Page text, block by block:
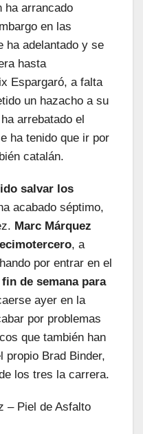
ha arrancado
en las
ha adelantado y se
hasta
Espargaró, a falta
un hazacho a su
arrebatado el
ha tenido que ir por
catalán.
salvar los
acabado séptimo,
Marc Márquez
, a
por entrar en el
fin de semana para
ayer en la
por problemas
que también han
propio Brad Binder,
los tres la carrera.
– Piel de Asfalto